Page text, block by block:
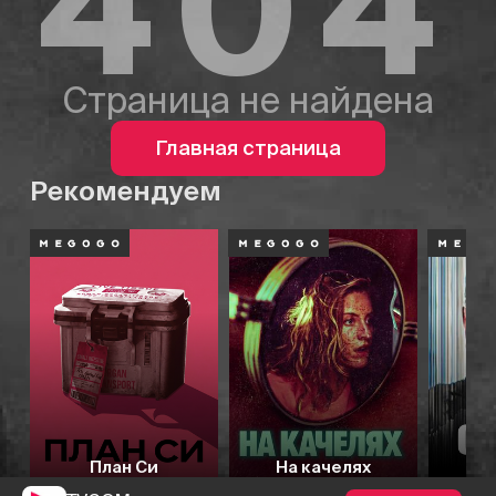
Страница не найдена
Главная страница
Рекомендуем
План Си На качелях